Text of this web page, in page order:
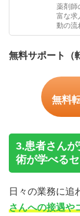
薬剤師
富な求
動の流
無料サポート（
無料
3.患者さん
術が学べる
日々の業務に追
さんへの接遇や